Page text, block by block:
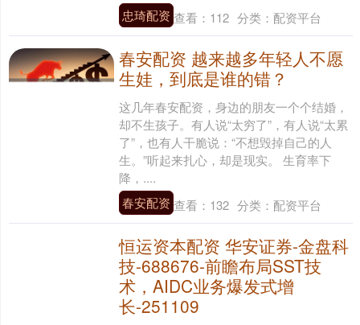
忠琦配资 查看： 112 分类： 配资平台
春安配资 越来越多年轻人不愿
生娃，到底是谁的错？
这几年春安配资，身边的朋友一个个结婚，
却不生孩子。有人说“太穷了”，有人说“太累
了”，也有人干脆说：“不想毁掉自己的人
生。”听起来扎心，却是现实。 生育率下
降，....
春安配资 查看： 132 分类： 配资平台
恒运资本配资 华安证券-金盘科
技-688676-前瞻布局SST技
术，AIDC业务爆发式增
长-251109